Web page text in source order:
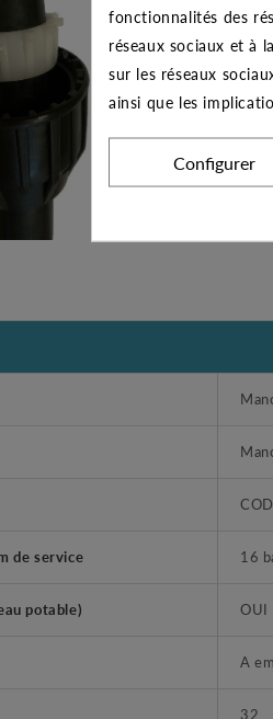
de service 16
potable) OUI
A
32
fonctionnalités des
réseaux sociaux et à
sur les réseaux
ainsi que les
Configurer